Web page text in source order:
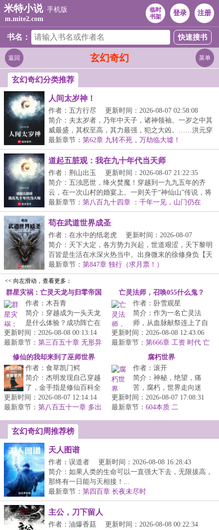
米特小说 手机版
m.mite2.com
临时
书架
登录 注册
书名：
玄幻奇幻
返回 菜单
玄幻奇幻分类推荐
人间太岁神！
作者：五方行尽
更新时间：2026-08-07 02:58:08
简介：夫太岁者，乃年中天子，诸神领袖。一岁之中其
威最盛，其权至高，其力最强，犯之大凶。……洪元穿
越...
最新章节： 第62章 九转不死，万劫临大墟！
道起五脏观：我在九十年代当天师
作者：荆山出玉
更新时间：2026-08-07 21:22:35
简介：五浊恶世，绛火焚魔！穿越到一九九五年的齐
云，在一次山村的婚宴上。一则关于“神仙山”传说，将
他...
最新章节： 第八百九十四章 ：千年一见，山门仍在
苟在武道世界成圣
作者：在水中的纸老虎
更新时间：2026-08-07
18:52:46
简介：天下大定，各方势力兴起，世道艰涩，天下黎明
百皆是生活在水深火热当中。出身微末的徐修身负【天
道...
最新章节： 第847章 独行（求月票！）
<< 向左滑动，查看更多：
群星灾祸：亡灵天龙与归零帝国
作者：木吾青
简介：穿越成为一头天龙
是什么体验？成功阵亡在
对虫族战争的林子墨表示
墓前情况良好。然而宇宙
跟他开了一...
更新时间：2026-08-08 00:13:14
最新章节： 第三百五十章 无形异
亡灵法师，召唤055什么鬼？
作者：卧雪观星
简介：作为一名亡灵法
师，从血脉献祭连上了自
家老妈开始，陈默的画风
就彻底走歪了。别人召唤
僵尸，我家骷...
更新时间：2026-08-08 12:43:06
最新章节： 第666章 工资 时代 亡
灵世界的剧变
修仙的我却来到了巫师世界
作者：食草凯门鳄
简介：杰明发现自己穿越
了，金手指是修仙百科全
书【大道书阁】，可为什
么穿越的却是巫师世
更新时间：2026-08-07 12:14:14
最新章节： 第八百五十一章 多出
腐朽世界
作者：滚开
简介：神秘，绝望，痛
苦，腐朽，世界走向迷
途，我却不知何去何从。
来到一个正在走向末路的
更新时间：2026-08-07 17:08:31
最新章节： 604本质 二
玄幻奇幻周推荐榜
天人图谱
作者：误道者
更新时间：2026-08-08 16:28:43
简介：如果人类的生命可以一直强大下去，无限拔高，
那终有一日能与天相接！...
最新章节： 第四百章 长夜未尽时
主公，刀下留人
作者：油爆香菇
更新时间：2026-08-08 00:22:34